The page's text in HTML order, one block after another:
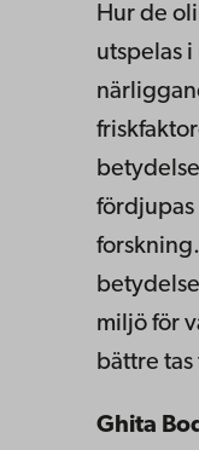
Hur de
utspelas
miljö för
bättre
Ghita